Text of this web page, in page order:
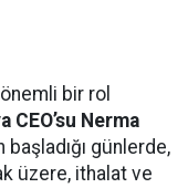
bir rol
CEO’su Nerma
günlerde,
üzere, ithalat ve